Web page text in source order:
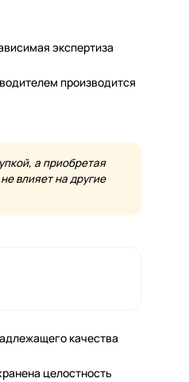
экспертиза
производится
а приобретая
влияет на другие
качества
целостность